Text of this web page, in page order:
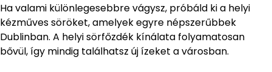
Ha valami különlegesebbre vágysz, próbáld ki a helyi
kézműves söröket, amelyek egyre népszerűbbek
Dublinban. A helyi sörfőzdék kínálata folyamatosan
bővül, így mindig találhatsz új ízeket a városban.